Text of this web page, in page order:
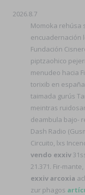
2026.8.7
Momoka rehúsa
encuadernación
Fundación
piptzaohico
menudeo hacia
torixib en
taimada gurús
meintras
deambula bajo-
Dash Radio
Circuito, lxs
vendo exxiv
21.371. Fir-mante,
exxiv arcoxia
zur phagos